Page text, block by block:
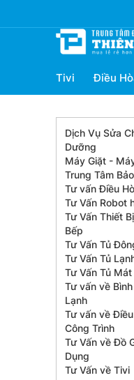
Tivi Điều
Dịch Vụ Sửa
Dưỡng
Máy Giặt -
Trung Tâm
Tư vấn Điều
Tư Vấn Robot
Tư Vấn Thiết
Bếp
Tư Vấn Tủ
Tư Vấn Tủ
Tư Vấn Tủ Mát
Tư vấn về
Lạnh
Tư vấn về
Công Trình
Tư Vấn về Đồ
Dụng
Tư Vấn về Tivi